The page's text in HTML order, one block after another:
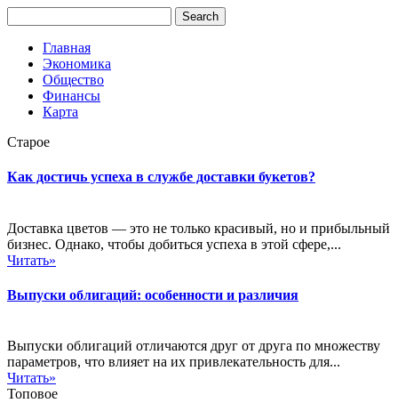
Главная
Экономика
Общество
Финансы
Карта
Старое
Как достичь успеха в службе доставки букетов?
Доставка цветов — это не только красивый, но и прибыльный
бизнес. Однако, чтобы добиться успеха в этой сфере,...
Читать»
Выпуски облигаций: особенности и различия
Выпуски облигаций отличаются друг от друга по множеству
параметров, что влияет на их привлекательность для...
Читать»
Топовое